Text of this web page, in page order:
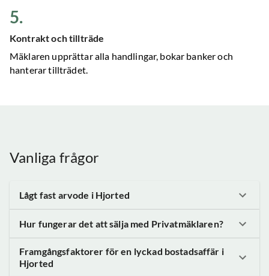
5.
Kontrakt och tillträde
Mäklaren upprättar alla handlingar, bokar banker och
hanterar tillträdet.
Vanliga frågor
Lågt fast arvode i Hjorted
Hur fungerar det att sälja med Privatmäklaren?
Framgångsfaktorer för en lyckad bostadsaffär i
Hjorted